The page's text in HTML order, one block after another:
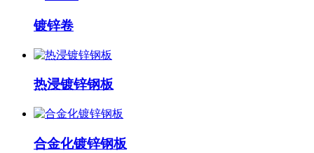
镀锌卷
热浸镀锌钢板
合金化镀锌钢板